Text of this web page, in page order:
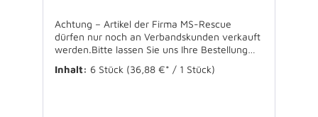
Achtung – Artikel der Firma MS-Rescue
dürfen nur noch an Verbandskunden verkauft
werden.Bitte lassen Sie uns Ihre Bestellung
Rückfragen stehen wir Ihnen gerne zur
Inhalt: 6 Stück (36,88 €* / 1 Stück)